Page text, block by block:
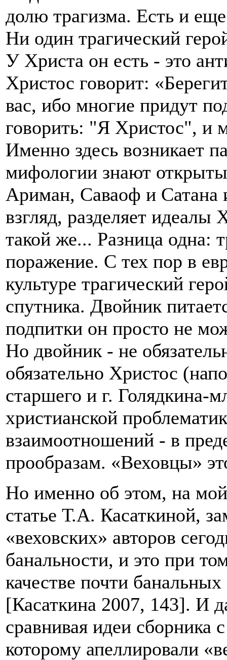
долю трагизма. Есть и
Ни один трагический
У Христа он есть - это
Христос говорит:
вас, ибо многие придут
говорить: "Я Христос", и
Именно здесь возникает
мифологии знают
Ариман, Саваоф и Сатана
взгляд, разделяет
такой же... Разница одна:
поражение. С тех пор в
культуре трагический
спутника. Двойник
подпитки он просто не
Но двойник - не
обязательно Христос
старшего и г. Голядкина-
христианской
взаимоотношений - в
прообразам. «Веховцы»
Но именно об этом, на мой
статье Т.А. Касаткиной,
«веховских» авторов
банальности, и это при
качестве почти
[Касаткина 2007, 143]. И
сравнивая идеи сборника
которому апеллировали